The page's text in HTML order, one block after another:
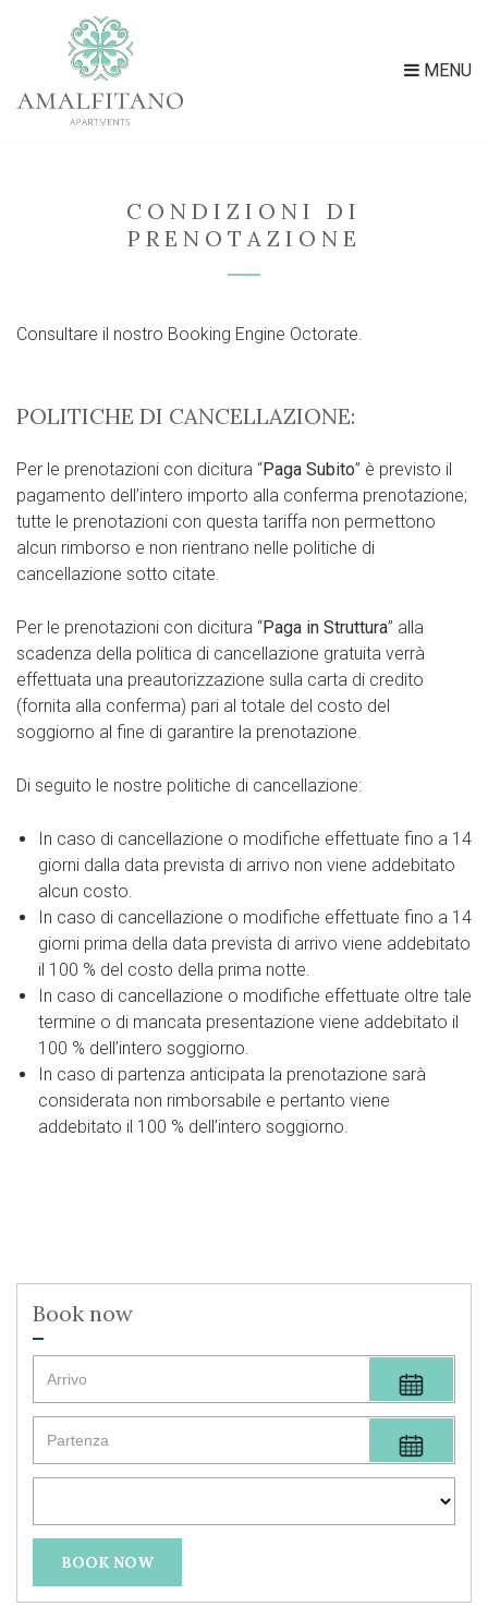
MENU
CONDIZIONI DI
PRENOTAZIONE
Consultare il nostro Booking Engine Octorate.
POLITICHE DI CANCELLAZIONE:
Per le prenotazioni con dicitura “Paga Subito” è previsto il
pagamento dell’intero importo alla conferma prenotazione;
tutte le prenotazioni con questa tariffa non permettono
alcun rimborso e non rientrano nelle politiche di
cancellazione sotto citate.
Per le prenotazioni con dicitura “Paga in Struttura” alla
scadenza della politica di cancellazione gratuita verrà
effettuata una preautorizzazione sulla carta di credito
(fornita alla conferma) pari al totale del costo del
soggiorno al fine di garantire la prenotazione.
Di seguito le nostre politiche di cancellazione:
In caso di cancellazione o modifiche effettuate fino a 14
giorni dalla data prevista di arrivo non viene addebitato
alcun costo.
In caso di cancellazione o modifiche effettuate fino a 14
giorni prima della data prevista di arrivo viene addebitato
il 100 % del costo della prima notte.
In caso di cancellazione o modifiche effettuate oltre tale
termine o di mancata presentazione viene addebitato il
100 % dell’intero soggiorno.
In caso di partenza anticipata la prenotazione sarà
considerata non rimborsabile e pertanto viene
addebitato il 100 % dell’intero soggiorno.
Book now